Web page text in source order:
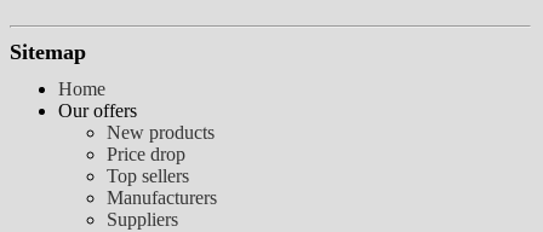
Sitemap
Home
Our offers
New products
Price drop
Top sellers
Manufacturers
Suppliers